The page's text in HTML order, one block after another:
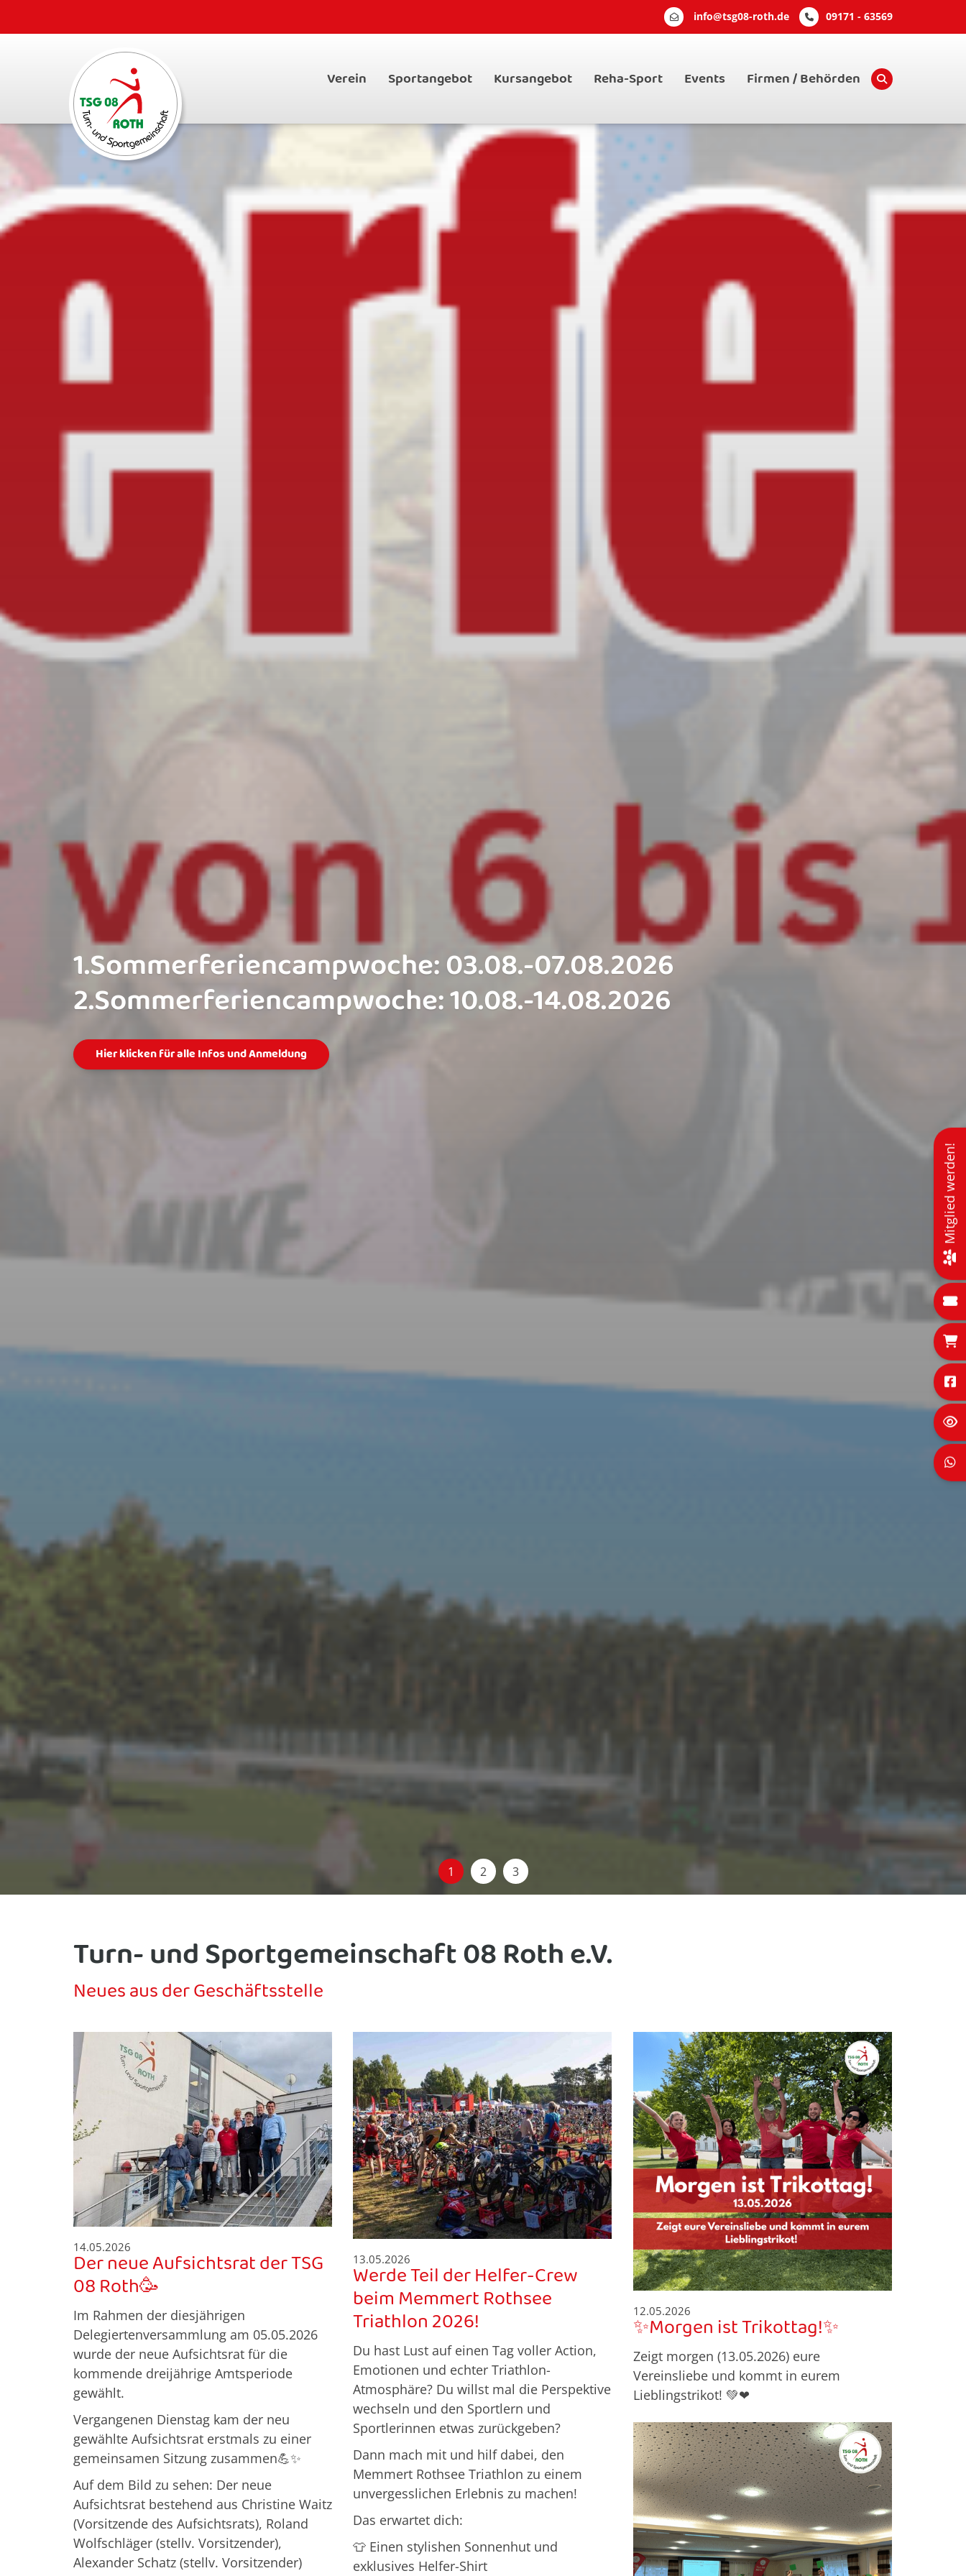
info@tsg08-roth.de 09171 - 63569
Verein Sportangebot Kursangebot Reha-Sport Events Firmen / Behörden
Reha-Sport bei der TSG 08 Roth
Turn- und Sportgemeinschaft 08 Roth e.V.
Neues aus der Geschäftsstelle
14.05.2026
Der neue Aufsichtsrat der TSG
08 Roth🥳
Im Rahmen der diesjährigen
Delegiertenversammlung am 05.05.2026
wurde der neue Aufsichtsrat für die
kommende dreijährige Amtsperiode
gewählt.
Vergangenen Dienstag kam der neu
gewählte Aufsichtsrat erstmals zu einer
gemeinsamen Sitzung zusammen💪✨
Auf dem Bild zu sehen: Der neue
Aufsichtsrat bestehend aus Christine Waitz
(Vorsitzende des Aufsichtsrats), Roland
Wolfschläger (stellv. Vorsitzender),
Alexander Schatz (stellv. Vorsitzender)
13.05.2026
Werde Teil der Helfer-Crew
beim Memmert Rothsee
Triathlon 2026!
Du hast Lust auf einen Tag voller Action,
Emotionen und echter Triathlon-
Atmosphäre? Du willst mal die Perspektive
wechseln und den Sportlern und
Sportlerinnen etwas zurückgeben?
Dann mach mit und hilf dabei, den
Memmert Rothsee Triathlon zu einem
unvergesslichen Erlebnis zu machen!
Das erwartet dich:
👕 Einen stylishen Sonnenhut und
exklusives Helfer-Shirt
12.05.2026
✨Morgen ist Trikottag!✨
Zeigt morgen (13.05.2026) eure
Vereinsliebe und kommt in eurem
Lieblingstrikot! 💚❤
Mitglied werden!